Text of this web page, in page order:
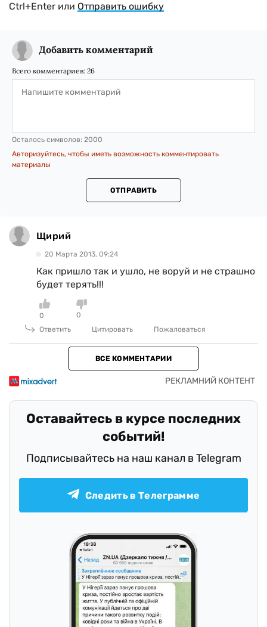
Ctrl+Enter или Отправить ошибку
Добавить комментарий
Всего комментариев: 26
Осталось символов: 2000
Авторизуйтесь, чтобы иметь возможность комментировать
материалы
ОТПРАВИТЬ
Щирий
20 Марта 2013, 09:24
Как пришло так и ушло, не воруй и не страшно
будет терять!!!
0
0
Ответить
Цитировать Пожаловаться
ВСЕ КОММЕНТАРИИ
Оставайтесь в курсе последних
событий!
Подписывайтесь на наш канал в Telegram
Следить в Телеграмме